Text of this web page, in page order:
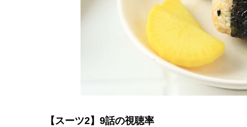
【スーツ2】9話の視聴率